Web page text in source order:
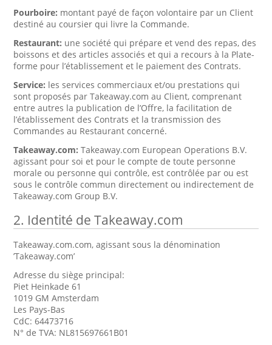
Pourboire: montant payé de façon volontaire par un Client
destiné au coursier qui livre la Commande.
Restaurant: une société qui prépare et vend des repas, des
boissons et des articles associés et qui a recours à la Plate-
forme pour l’établissement et le paiement des Contrats.
Service: les services commerciaux et/ou prestations qui
sont proposés par Takeaway.com au Client, comprenant
entre autres la publication de l’Offre, la facilitation de
l’établissement des Contrats et la transmission des
Commandes au Restaurant concerné.
Takeaway.com:Takeaway.com European Operations B.V.
agissant pour soi et pour le compte de toute personne
morale ou personne qui contrôle, est contrôlée par ou est
sous le contrôle commun directement ou indirectement de
Takeaway.com Group B.V.
2. Identité de Takeaway.com
Takeaway.com.com, agissant sous la dénomination
’Takeaway.com’
Adresse du siège principal:
Piet Heinkade 61
1019 GM Amsterdam
Les Pays-Bas
CdC: 64473716
N° de TVA: NL815697661B01